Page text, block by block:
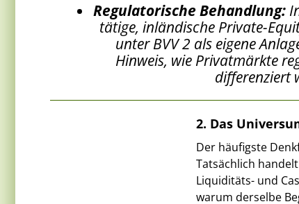
Regulatorische Behandlung:
tätige, inländische Private-
unter BVV 2 als eigene
Hinweis, wie Privatmärkte
differenziert
2. Das
Der häufigste
Tatsächlich
Liquiditäts- und
warum derselbe